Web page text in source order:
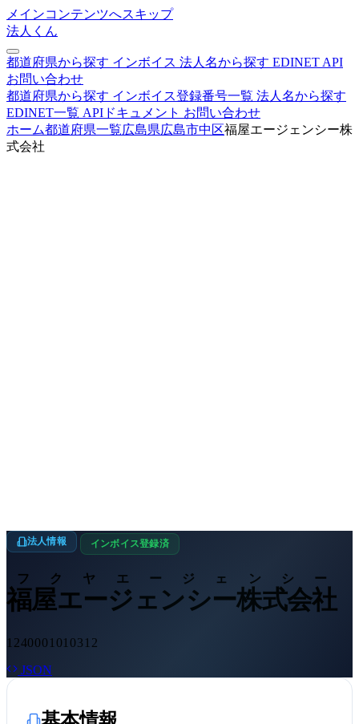
メインコンテンツへスキップ
法人くん
都道府県から探す インボイス 法人名から探す EDINET API
お問い合わせ
都道府県から探す インボイス登録番号一覧 法人名から探す
EDINET一覧 APIドキュメント お問い合わせ
ホーム都道府県一覧広島県広島市中区福屋エージェンシー株
式会社
法人情報 インボイス登録済
福屋エージェンシー株式会社
フクヤエージェンシー
1240001010312
JSON
基本情報